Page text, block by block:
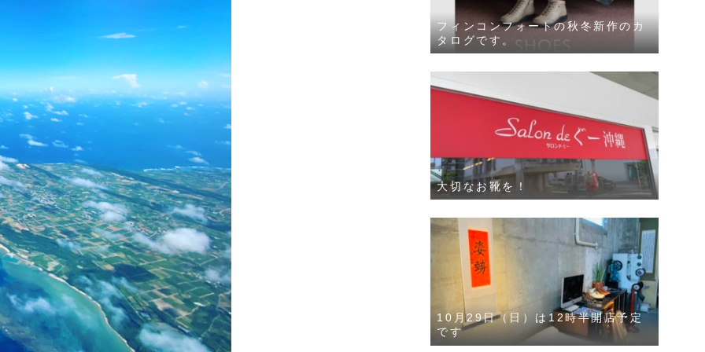
フィンコンフォートの秋冬新作のカ
タログです。
大切なお靴を！
10月29日（日）は12時半開店予定
です